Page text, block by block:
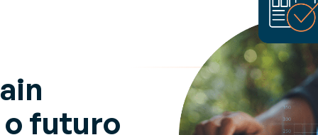
de Armazéns (WMS)
do seu armazém
Simplifique a troca eletrónica
de dados em formato
standard, estruturado e na
Cloud
TradeXpress Infinity
A sua plataforma de
Guias & Fichas de Produto
para otimizar processos
Definição de
o futuro